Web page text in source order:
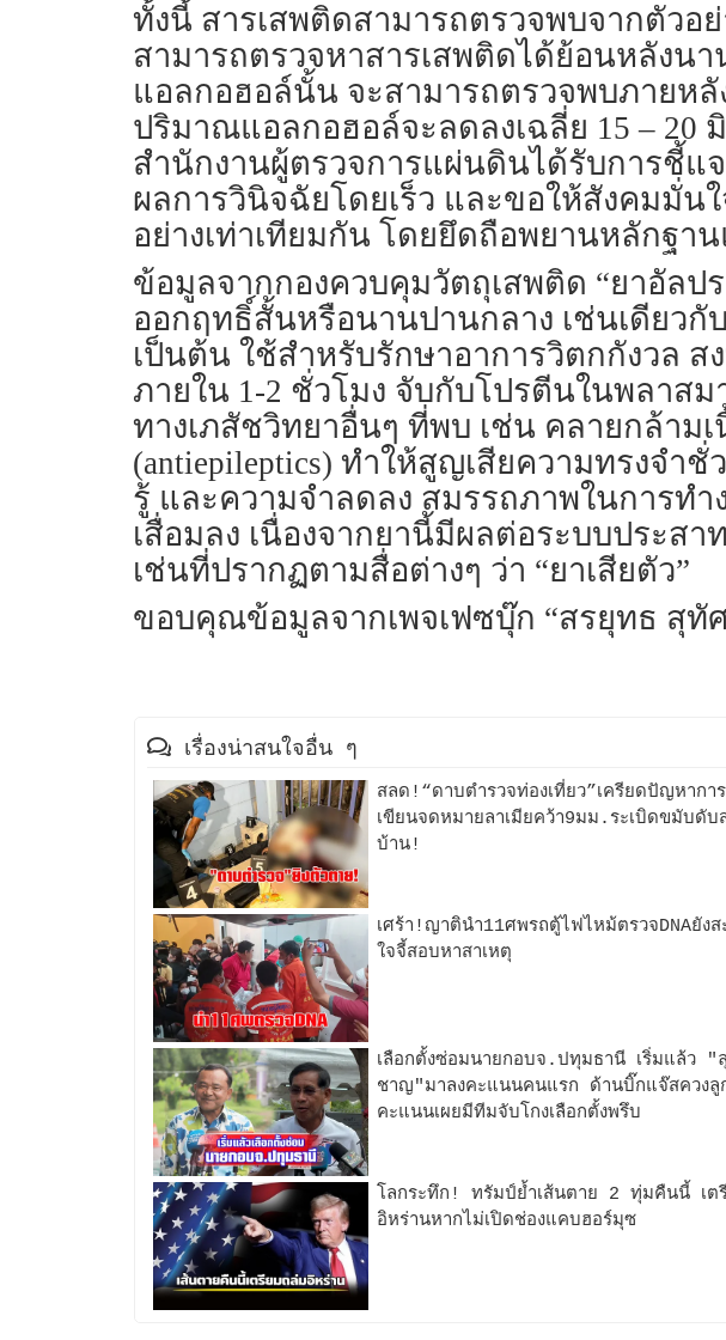
ทั้งนี้ สารเสพติดสามารถตรวจพบจากตัวอ
สามารถตรวจหาสารเสพติดได้ย้อนหลังน
แอลกอฮอล์นั้น จะสามารถตรวจพบภายหลั
ปริมาณแอลกอฮอล์จะลดลงเฉลี่ย 15 – 20
สำนักงานผู้ตรวจการแผ่นดินได้รับการชี้แจ
ผลการวินิจฉัยโดยเร็ว และขอให้สังคมมั่น
อย่างเท่าเทียมกัน โดยยึดถือพยานหลักฐ
ข้อมูลจากกองควบคุมวัตถุเสพติด “ยาอัลปร
ออกฤทธิ์สั้นหรือนานปานกลาง เช่นเดียวกับ
เป็นต้น ใช้สำหรับรักษาอาการวิตกกังวล
ภายใน 1-2 ชั่วโมง จับกับโปรตีนในพลาสม
ทางเภสัชวิทยาอื่นๆ ที่พบ เช่น คลายกล้ามเ
(antiepileptics) ทำให้สูญเสียความทรงจำชั่
รู้ และความจำลดลง สมรรถภาพในการท
เสื่อมลง เนื่องจากยานี้มีผลต่อระบบประส
เช่นที่ปรากฏตามสื่อต่างๆ ว่า “ยาเสียตัว”
ขอบคุณข้อมูลจากเพจเฟซบุ๊ก “สรยุทธ สุทั
เรื่องน่าสนใจอื่น ๆ
สลด!“ดาบตำรวจท่องเที่ยว”เครียดปัญหาการ
เขียนจดหมายลาเมียคว้า9มม.ระเบิดขมับดับ
บ้าน!
เศร้า!ญาตินำ11ศพรถตู้ไฟไหม้ตรวจDNAยังส
ใจจี้สอบหาสาเหตุ
เลือกตั้งซ่อมนายกอบจ.ปทุมธานี เริ่มแล้ว "
ชาญ"มาลงคะแนนคนแรก ด้านบิ๊กแจ๊สควงลู
คะแนนเผยมีทีมจับโกงเลือกตั้งพรึบ
โลกระทึก! ทรัมป์ย้ำเส้นตาย 2 ทุ่มคืนนี้ เต
อิหร่านหากไม่เปิดช่องแคบฮอร์มุซ